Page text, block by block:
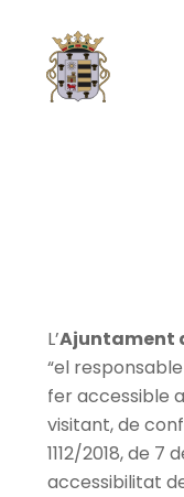
contingut
L’Ajuntament
“el
fer accessible
visitant, de
1112/2018, de
accessibilitat